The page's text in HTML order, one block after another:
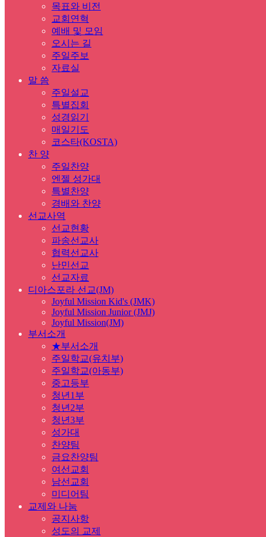
목표와 비전
교회연혁
예배 및 모임
오시는 길
주일주보
자료실
말 씀
주일설교
특별집회
성경읽기
매일기도
코스타(KOSTA)
찬 양
주일찬양
엔젤 성가대
특별찬양
경배와 찬양
선교사역
선교현황
파송선교사
협력선교사
난민선교
선교자료
디아스포라 선교(JM)
Joyful Mission Kid's (JMK)
Joyful Mission Junior (JMJ)
Joyful Mission(JM)
부서소개
★부서소개
주일학교(유치부)
주일학교(아동부)
중고등부
청년1부
청년2부
청년3부
성가대
찬양팀
금요찬양팀
여선교회
남선교회
미디어팀
교제와 나눔
공지사항
성도의 교제